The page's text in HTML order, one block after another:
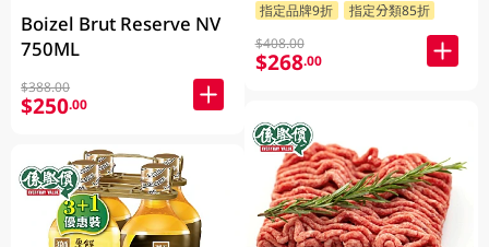
Boizel Brut Reserve NV
750ML
$388.00
$250.00
指定品牌9折
指定分類85折
$408.00
$268.00